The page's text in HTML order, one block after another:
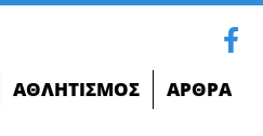
ΑΘΛΗΤΙΣΜΌΣ ΆΡΘΡΑ